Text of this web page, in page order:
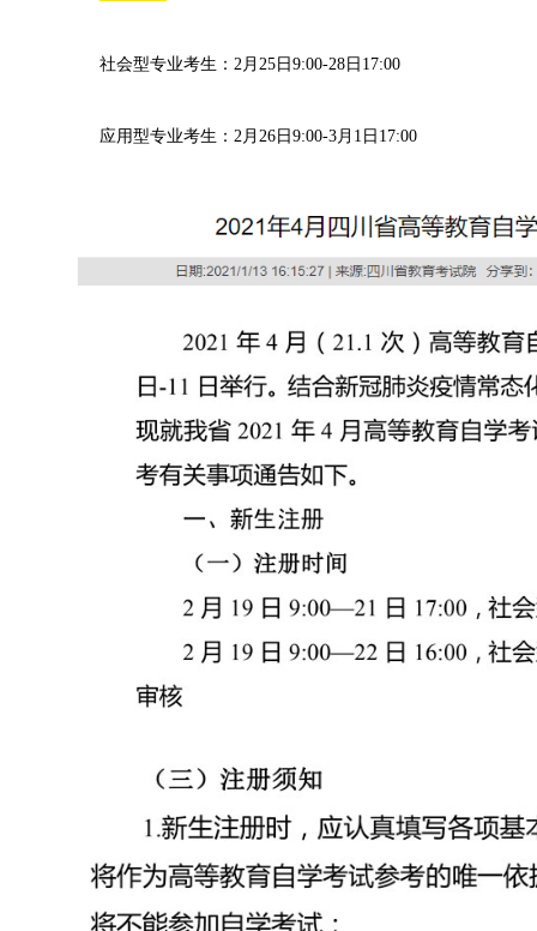
社会型专业考生：2月25日9:00-28日17:00
应用型专业考生：2月26日9:00-3月1日17:00